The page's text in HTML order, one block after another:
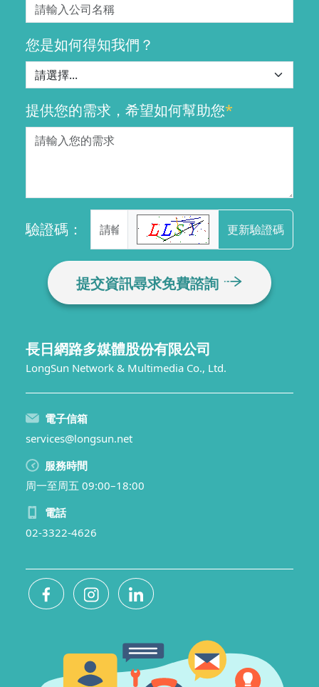
您是如何得知我們？
提供您的需求，希望如何幫助您*
驗證碼： 更新驗證碼
提交資訊尋求免費諮詢
長日網路多媒體股份有限公司
LongSun Network & Multimedia Co., Ltd.
電子信箱
services@longsun.net
服務時間
周一至周五 09:00–18:00
電話
02-3322-4626